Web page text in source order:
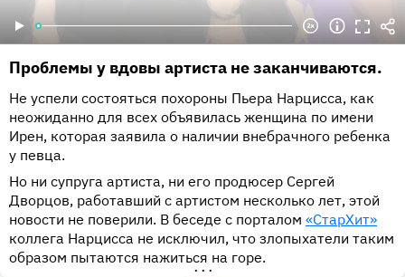
Проблемы у вдовы артиста не заканчиваются.
Не успели состояться похороны Пьера Нарцисса, как
неожиданно для всех объявилась женщина по имени
Ирен, которая заявила о наличии внебрачного ребенка
у певца.
Но ни супруга артиста, ни его продюсер Сергей
Дворцов, работавший с артистом несколько лет, этой
новости не поверили. В беседе с порталом «СтарХит»
коллега Нарцисса не исключил, что злопыхатели таким
образом пытаются нажиться на горе.
•••